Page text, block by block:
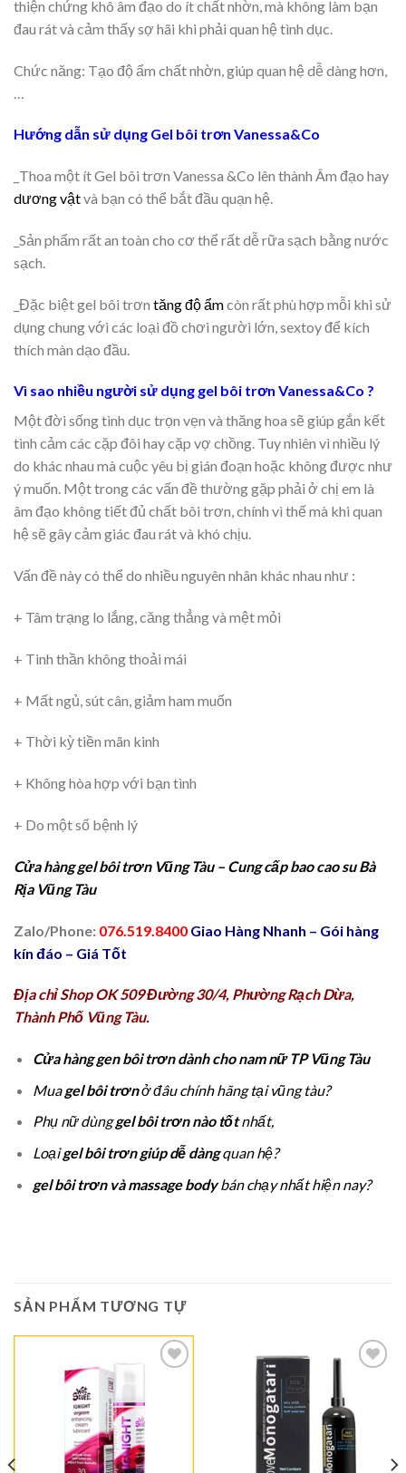
thiện chứng khô âm đạo do ít chất nhờn, mà không làm bạn
đau rát và cảm thấy sợ hãi khi phải quan hệ tình dục.
Chức năng: Tạo độ ẩm chất nhờn, giúp quan hệ dễ dàng hơn,
Hướng dẫn sử dụng Gel bôi trơn Vanessa&Co
_Thoa một ít Gel bôi trơn Vanessa &Co lên thành Âm đạo hay
dương vậtvà bạn có thể bắt đầu quạn hệ.
_Sản phẩm rất an toàn cho cơ thể rất dễ rữa sạch bằng nước
sạch.
_Đặc biệt gel bôi trơn tăng độ ẩmcòn rất phù hợp mỗi khi sử
dụng chung với các loại đồ chơi người lớn, sextoy để kích
thích màn dạo đầu.
Vì sao nhiều người sử dụng gel bôi trơn Vanessa&Co ?
Một đời sống tình dục trọn vẹn và thăng hoa sẽ giúp gắn kết
tình cảm các cặp đôi hay cặp vợ chồng. Tuy nhiên vì nhiều lý
do khác nhau mà cuộc yêu bị gián đoạn hoặc không được như
ý muốn. Một trong các vấn đề thường gặp phải ở chị em là
âm đạo không tiết đủ chất bôi trơn, chính vì thế mà khi quan
hệ sẽ gây cảm giác đau rát và khó chịu.
Vấn đề này có thể do nhiều nguyên nhân khác nhau như :
+ Tâm trạng lo lắng, căng thẳng và mệt mỏi
+ Tinh thần không thoải mái
+ Mất ngủ, sút cân, giảm ham muốn
+ Thời kỳ tiền mãn kinh
+ Không hòa hợp với bạn tình
+ Do một số bệnh lý
Cửa hàng gel bôi trơn Vũng Tàu – Cung cấp bao cao su Bà
Rịa Vũng Tàu
Zalo/Phone: 076.519.8400 Giao Hàng Nhanh – Gói hàng
kín đáo – Giá Tốt
Địa chỉ Shop OK 509 Đường 30/4, Phường Rạch Dừa,
Thành Phố Vũng Tàu.
Cửa hànggen bôi trơndành cho nam nữ TP Vũng Tàu
Muagel bôi trơnở đâu chính hãng tại vũng tàu?
Phụ nữ dùnggel bôi trơn nào tốtnhất,
Loạigel bôi trơn giúp dễ dàngquan hệ?
gel bôi trơn và massage bodybán chạy nhất hiện nay?
SẢN PHẨM TƯƠNG TỰ